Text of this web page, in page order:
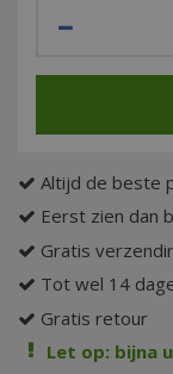
Altijd de beste
Eerst zien dan
Gratis
Tot wel 14
Gratis retour
Let op: bijna